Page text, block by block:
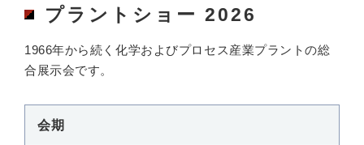
プラントショー 2026
1966年から続く化学およびプロセス産業プラントの総
合展示会です。
会期